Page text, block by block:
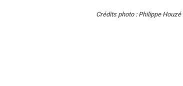
Crédits photo : Philippe Houzé